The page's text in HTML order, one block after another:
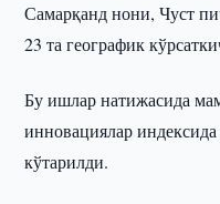
Самарқанд нони, Чуст
23 та географик
Бу ишлар натижасида
инновациялар
кўтарилди.